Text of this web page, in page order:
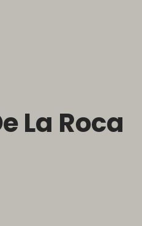
La Roca